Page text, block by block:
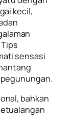
kecil,
sensasi
bahkan